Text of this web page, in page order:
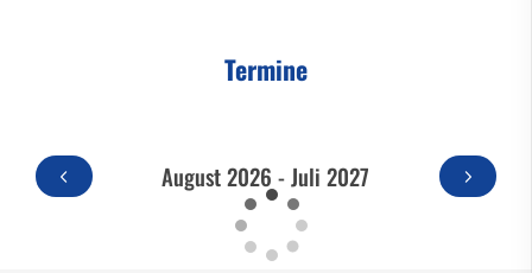
Termine
August 2026 - Juli 2027